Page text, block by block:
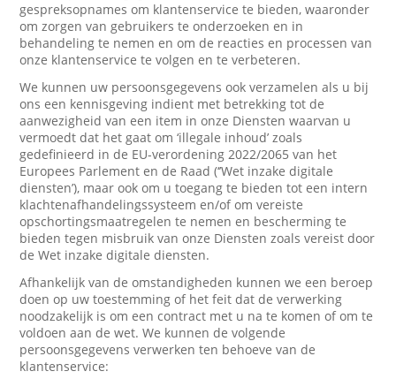
gespreksopnames om klantenservice te bieden, waaronder
om zorgen van gebruikers te onderzoeken en in
behandeling te nemen en om de reacties en processen van
onze klantenservice te volgen en te verbeteren.
We kunnen uw persoonsgegevens ook verzamelen als u bij
ons een kennisgeving indient met betrekking tot de
aanwezigheid van een item in onze Diensten waarvan u
vermoedt dat het gaat om ‘illegale inhoud’ zoals
gedefinieerd in de EU-verordening 2022/2065 van het
Europees Parlement en de Raad (‘’Wet inzake digitale
diensten’), maar ook om u toegang te bieden tot een intern
klachtenafhandelingssysteem en/of om vereiste
opschortingsmaatregelen te nemen en bescherming te
bieden tegen misbruik van onze Diensten zoals vereist door
de Wet inzake digitale diensten.
Afhankelijk van de omstandigheden kunnen we een beroep
doen op uw toestemming of het feit dat de verwerking
noodzakelijk is om een contract met u na te komen of om te
voldoen aan de wet. We kunnen de volgende
persoonsgegevens verwerken ten behoeve van de
klantenservice: